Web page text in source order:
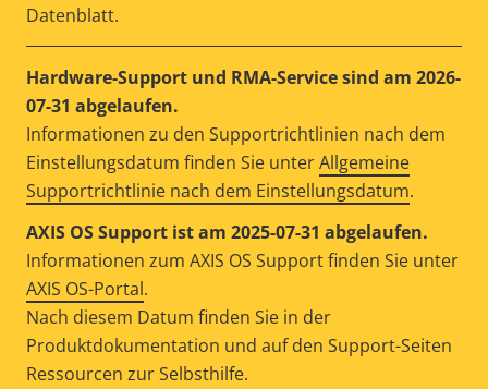
Datenblatt.
Hardware-Support und RMA-Service sind am 2026-
07-31 abgelaufen.
Informationen zu den Supportrichtlinien nach dem
Einstellungsdatum finden Sie unterAllgemeine
Supportrichtlinie nach dem Einstellungsdatum.
AXIS OS Support ist am 2025-07-31 abgelaufen.
Informationen zum AXIS OS Support finden Sie unter
AXIS OS-Portal.
Nach diesem Datum finden Sie in der
Produktdokumentation und auf den Support-Seiten
Ressourcen zur Selbsthilfe.